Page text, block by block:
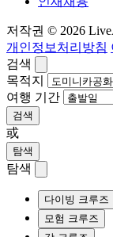
저작권 © 2026
개인정보처리방침
검색
목적지
여행 기간
검색
或
탐색
탐색
다이빙 크루즈
모험 크루즈